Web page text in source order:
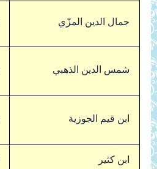
جمال الدين المزّي
شمس الدين الذهبي
ابن قيم الجوزية
ابن كثير